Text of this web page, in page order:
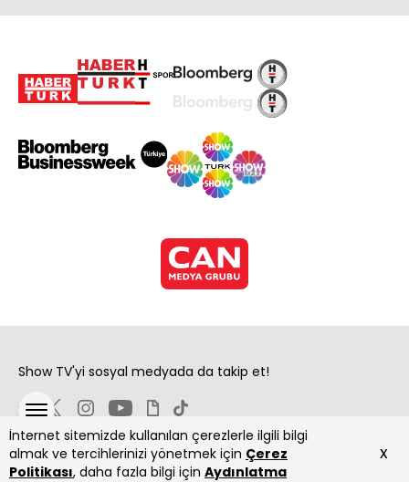
İnternet sitemizde kullanılan çerezlerle ilgili bilgi
almak ve tercihlerinizi yönetmek için Çerez
Politikası, daha fazla bilgi için Aydınlatma
x
Show TV'yi sosyal medyada da takip et!